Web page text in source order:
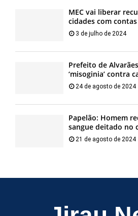
MEC vai liberar
cidades com
3 de julho de 2024
Prefeito de
‘misoginia’ contra
24 de agosto de 2024
Papelão: Homem
sangue deitado no
21 de agosto de 2024